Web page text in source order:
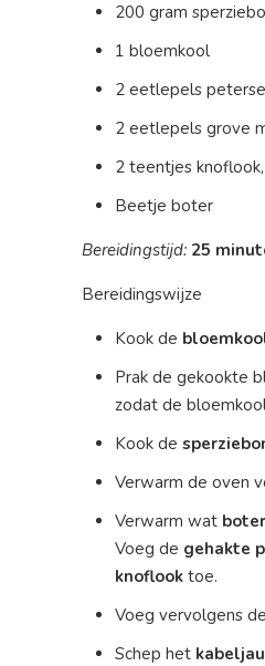
200 gram
1 bloemkool
2 eetlepels
2 eetlepels grove
2 teentjes
Beetje boter
Bereidingstijd: 25
Bereidingswijze
Kook de
Prak de gekookte
zodat de
Kook de
Verwarm de oven
Verwarm wat boter
Voeg de gehakte
knoflook toe.
Voeg vervolgens de
Schep het